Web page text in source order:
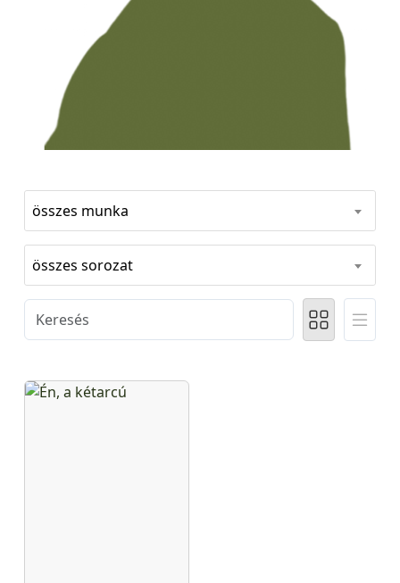
összes munka
összes sorozat